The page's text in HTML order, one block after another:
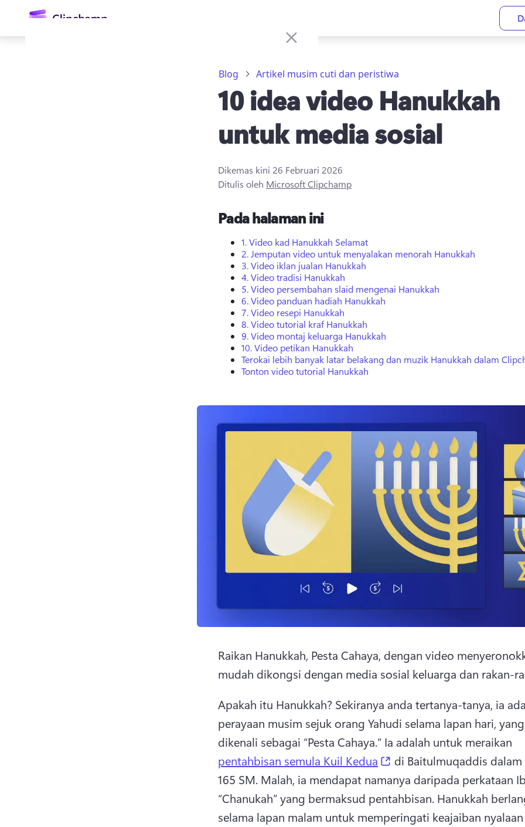
Blog Artikel musim cuti dan peristiwa
10 idea video Hanukkah
untuk media sosial
Dikemas kini 26 Februari 2026
Ditulis oleh Microsoft Clipchamp
Pada halaman ini
1.Video kad Hanukkah Selamat
2.Jemputan video untuk menyalakan menorah Hanukkah
3.Video iklan jualan Hanukkah
4.Video tradisi Hanukkah
5.Video persembahan slaid mengenai Hanukkah
6.Video panduan hadiah Hanukkah
7.Video resepi Hanukkah
8.Video tutorial kraf Hanukkah
9.Video montaj keluarga Hanukkah
10.Video petikan Hanukkah
Terokai lebih banyak latar belakang dan muzik Hanukkah dalam
Tonton video tutorial Hanukkah
Raikan Hanukkah, Pesta Cahaya, dengan video
mudah dikongsi dengan media sosial keluarga dan rakan-
Apakah itu Hanukkah? Sekiranya anda tertanya-tanya, ia
perayaan musim sejuk orang Yahudi selama lapan hari,
dikenali sebagai “Pesta Cahaya.” Ia adalah untuk meraikan
pentahbisan semula Kuil Kedua
(opens in a new tab)
di Baitulmuqaddis dalam
165 SM. Malah, ia mendapat namanya daripada perkataan
“Chanukah” yang bermaksud pentahbisan. Hanukkah
selama lapan malam untuk memperingati keajaiban nyalaan